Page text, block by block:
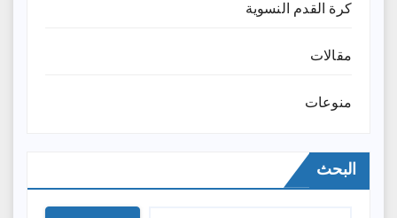
كرة القدم النسوية
مقالات
منوعات
البحث